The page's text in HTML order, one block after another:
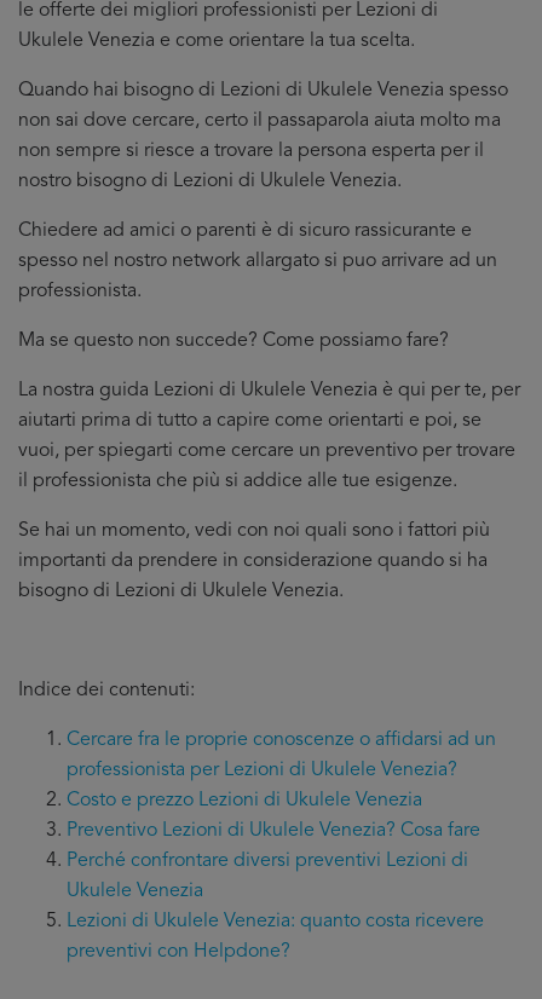
le offerte dei migliori professionisti per Lezioni di
Ukulele Venezia e come orientare la tua scelta.
Quando hai bisogno di Lezioni di Ukulele Venezia spesso
non sai dove cercare, certo il passaparola aiuta molto ma
non sempre si riesce a trovare la persona esperta per il
nostro bisogno di Lezioni di Ukulele Venezia.
Chiedere ad amici o parenti è di sicuro rassicurante e
spesso nel nostro network allargato si puo arrivare ad un
professionista.
Ma se questo non succede? Come possiamo fare?
La nostra guida Lezioni di Ukulele Venezia è qui per te, per
aiutarti prima di tutto a capire come orientarti e poi, se
vuoi, per spiegarti come cercare un preventivo per trovare
il professionista che più si addice alle tue esigenze.
Se hai un momento, vedi con noi quali sono i fattori più
importanti da prendere in considerazione quando si ha
bisogno di Lezioni di Ukulele Venezia.
Indice dei contenuti:
Cercare fra le proprie conoscenze o affidarsi ad un
professionista per Lezioni di Ukulele Venezia?
Costo e prezzo Lezioni di Ukulele Venezia
Preventivo Lezioni di Ukulele Venezia? Cosa fare
Perché confrontare diversi preventivi Lezioni di
Ukulele Venezia
Lezioni di Ukulele Venezia: quanto costa ricevere
preventivi con Helpdone?